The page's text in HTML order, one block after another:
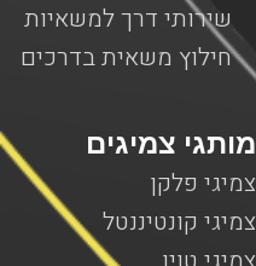
שירותי דרך למשאיות
חילוץ משאית בדרכים
מותגי צמיגים
צמיגי פלקן
צמיגי קונטיננטל